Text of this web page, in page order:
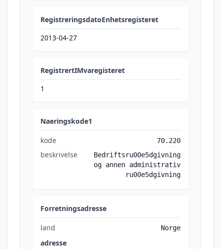
RegistreringsdatoEnhetsregisteret
2013-04-27
RegistrertIMvaregisteret
1
Naeringskode1
kode 70.220
beskrivelse
Bedriftsru00e5dgivning
og annen administrativ
ru00e5dgivning
Forretningsadresse
land Norge
adresse